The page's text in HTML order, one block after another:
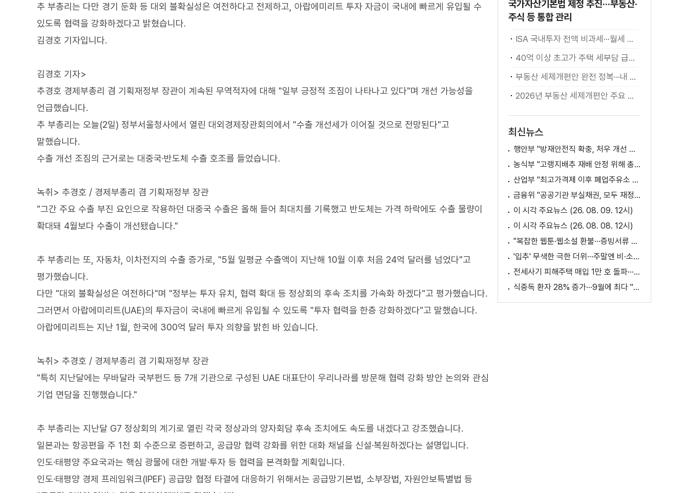
추 부총리는 다만 경기 둔화 등 대외 불확실성은 여전하다고 전제하고, 아랍에미리트 투자 자금이 국내에 빠르게 유입될 수
있도록 협력을 강화하겠다고 밝혔습니다.
김경호 기자입니다.
김경호 기자>
추경호 경제부총리 겸 기획재정부 장관이 계속된 무역적자에 대해 "일부 긍정적 조짐이 나타나고 있다"며 개선 가능성을
언급했습니다.
추 부총리는 오늘(2일) 정부서울청사에서 열린 대외경제장관회의에서 "수출 개선세가 이어질 것으로 전망된다"고
말했습니다.
수출 개선 조짐의 근거로는 대중국·반도체 수출 호조를 들었습니다.
녹취> 추경호 / 경제부총리 겸 기획재정부 장관
"그간 주요 수출 부진 요인으로 작용하던 대중국 수출은 올해 들어 최대치를 기록했고 반도체는 가격 하락에도 수출 물량이
확대돼 4월보다 수출이 개선됐습니다."
추 부총리는 또, 자동차, 이차전지의 수출 증가로, "5월 일평균 수출액이 지난해 10월 이후 처음 24억 달러를 넘었다"고
평가했습니다.
다만 "대외 불확실성은 여전하다"며 "정부는 투자 유치, 협력 확대 등 정상회의 후속 조치를 가속화 하겠다"고 평가했습니다.
그러면서 아랍에미리트(UAE)의 투자금이 국내에 빠르게 유입될 수 있도록 "투자 협력을 한층 강화하겠다"고 말했습니다.
아랍에미리트는 지난 1월, 한국에 300억 달러 투자 의향을 밝힌 바 있습니다.
녹취> 추경호 / 경제부총리 겸 기획재정부 장관
"특히 지난달에는 무바달라 국부펀드 등 7개 기관으로 구성된 UAE 대표단이 우리나라를 방문해 협력 강화 방안 논의와 관심
기업 면담을 진행했습니다."
추 부총리는 지난달 G7 정상회의 계기로 열린 각국 정상과의 양자회담 후속 조치에도 속도를 내겠다고 강조했습니다.
일본과는 항공편을 주 1천 회 수준으로 증편하고, 공급망 협력 강화를 위한 대화 채널을 신설·복원하겠다는 설명입니다.
인도·태평양 주요국과는 핵심 광물에 대한 개발·투자 등 협력을 본격화할 계획입니다.
인도·태평양 경제 프레임워크(IPEF) 공급망 협정 타결에 대응하기 위해서는 공급망기본법, 소부장법, 자원안보특별법 등
국가자산기본법 제정 추진···부동산·
주식 등 통합 관리
ISA 국내투자 전액 비과세···월세 세액공제 확대
40억 이상 초고가 주택 세부담 급증···실수요자 보호 강화
부동산 세제개편안 완전 정복···내 세금 어떻게 달라지나? [K-정책 사용법]
2026년 부동산 세제개편안 주요 현안 팩트체크 [K-정책 사용법]
최신뉴스
행안부 "방재안전직 확충, 처우 개선 등 위한 제도개선 추진"
농식부 "고랭지배추 재배 안정 위해 총력···배추가격 점차 안정세"
산업부 "최고가격제 이후 폐업주유소 증가? 사실 아냐"
금융위 "공공기관 부실채권, 모두 재정으로 보전되는 것 아냐"
이 시각 주요뉴스 (26. 08. 09. 12시)
이 시각 주요뉴스 (26. 08. 08. 12시)
"복잡한 웹툰·웹소설 환불···증빙서류 요구까지"
'입추' 무색한 극한 더위···주말엔 비·소나기
전세사기 피해주택 매입 1만 호 돌파···피해 지원 속도
식중독 환자 28% 증가···9월에 최다 "입추 방심 금물"